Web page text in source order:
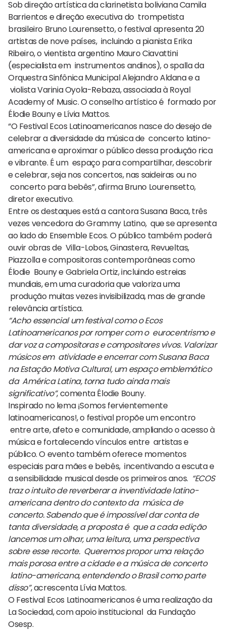
Sob direção artística da clarinetista boliviana Camila
Barrientos e direção executiva do trompetista
brasileiro Bruno Lourensetto, o festival apresenta 20
artistas de nove países, incluindo a pianista Erika
Ribeiro, o vientista argentino Mauro Ciavattini
(especialista em instrumentos andinos), o spalla da
Orquestra Sinfônica Municipal Alejandro Aldana e a
violista Varinia Oyola-Rebaza, associada à Royal
Academy of Music. O conselho artístico é formado por
Élodie Bouny e Lívia Mattos.
“O Festival Ecos Latinoamericanos nasce do desejo de
celebrar a diversidade da música de concerto latino-
americana e aproximar o público dessa produção rica
e vibrante. É um espaço para compartilhar, descobrir
e celebrar, seja nos concertos, nas saideiras ou no
concerto para bebês”, afirma Bruno Lourensetto,
diretor executivo.
Entre os destaques está a cantora Susana Baca, três
vezes vencedora do Grammy Latino, que se apresenta
ao lado do Ensemble Ecos. O público também poderá
ouvir obras de Villa-Lobos, Ginastera, Revueltas,
Piazzolla e compositoras contemporâneas como
Élodie Bouny e Gabriela Ortiz, incluindo estreias
mundiais, em uma curadoria que valoriza uma
produção muitas vezes invisibilizada, mas de grande
relevância artística.
“Acho essencial um festival como o Ecos
Latinoamericanos por romper com o eurocentrismo e
dar voz a compositoras e compositores vivos. Valorizar
músicos em atividade e encerrar com Susana Baca
na Estação Motiva Cultural, um espaço emblemático
da América Latina, torna tudo ainda mais
significativo”, comenta Élodie Bouny.
Inspirado no lema ¡Somos fervientemente
latinoamericanos!, o festival propõe um encontro
entre arte, afeto e comunidade, ampliando o acesso à
música e fortalecendo vínculos entre artistas e
público. O evento também oferece momentos
especiais para mães e bebês, incentivando a escuta e
a sensibilidade musical desde os primeiros anos. “ECOS
traz o intuito de reverberar a inventividade latino-
americana dentro do contexto da música de
concerto. Sabendo que é impossível dar conta de
tanta diversidade, a proposta é que a cada edição
lancemos um olhar, uma leitura, uma perspectiva
sobre esse recorte. Queremos propor uma relação
mais porosa entre a cidade e a música de concerto
latino-americana, entendendo o Brasil como parte
disso”, acrescenta Lívia Mattos.
O Festival Ecos Latinoamericanos é uma realização da
La Sociedad, com apoio institucional da Fundação
Osesp.